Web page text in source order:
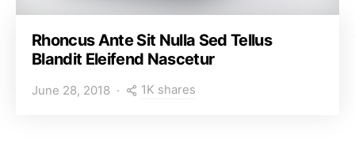
Rhoncus Ante Sit Nulla Sed Tellus
Blandit Eleifend Nascetur
June 28, 2018 1K shares